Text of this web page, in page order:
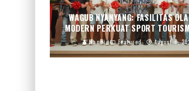
WAGUB NYANYANG: FASILITAS
MODERN PERKUAT SPORT
Handi Featured August 6,